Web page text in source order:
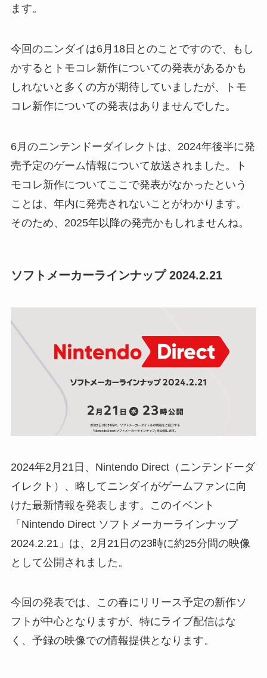
ます。
今回のニンダイは6月18日とのことですので、もし
かするとトモコレ新作についての発表があるかも
しれないと多くの方が期待していましたが、トモ
コレ新作についての発表はありませんでした。
6月のニンテンドーダイレクトは、2024年後半に発
売予定のゲーム情報について放送されました。ト
モコレ新作についてここで発表がなかったという
ことは、年内に発売されないことがわかります。
そのため、2025年以降の発売かもしれませんね。
ソフトメーカーラインナップ 2024.2.21
2024年2月21日、Nintendo Direct（ニンテンドーダ
イレクト）、略してニンダイがゲームファンに向
けた最新情報を発表します。このイベント
「Nintendo Direct ソフトメーカーラインナップ
2024.2.21」は、2月21日の23時に約25分間の映像
として公開されました。
今回の発表では、この春にリリース予定の新作ソ
フトが中心となりますが、特にライブ配信はな
く、予録の映像での情報提供となります。